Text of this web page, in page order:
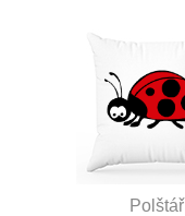
Polštář